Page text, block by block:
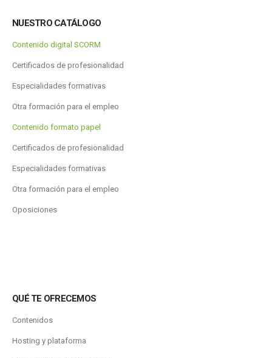
NUESTRO CATÁLOGO
Contenido digital SCORM
Certificados de profesionalidad
Especialidades formativas
Otra formación para el empleo
Contenido formato papel
Certificados de profesionalidad
Especialidades formativas
Otra formación para el empleo
Oposiciones
QUÉ TE OFRECEMOS
Contenidos
Hosting y plataforma